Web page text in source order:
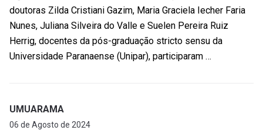
doutoras Zilda Cristiani Gazim, Maria Graciela Iecher Faria
Nunes, Juliana Silveira do Valle e Suelen Pereira Ruiz
Herrig, docentes da pós-graduação stricto sensu da
Universidade Paranaense (Unipar), participaram …
UMUARAMA
06 de Agosto de 2024